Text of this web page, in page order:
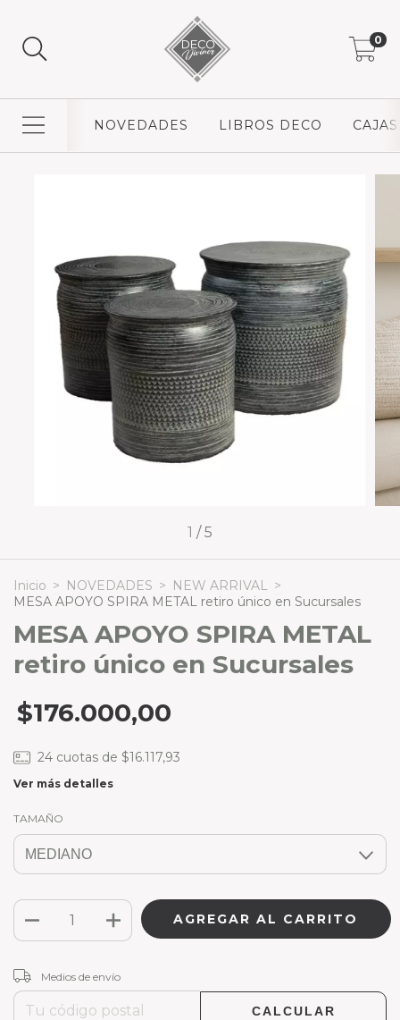
0
NOVEDADES LIBROS DECO CAJAS
1 / 5
Inicio > NOVEDADES > NEW ARRIVAL >
MESA APOYO SPIRA METAL retiro único en Sucursales
MESA APOYO SPIRA METAL
retiro único en Sucursales
$176.000,00
24 cuotas de $16.117,93
Ver más detalles
TAMAÑO
Entregas para el CP:
Medios de envío
CALCULAR